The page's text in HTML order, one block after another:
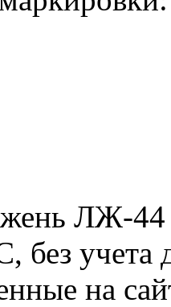
ЛЖ-44
без учета
на